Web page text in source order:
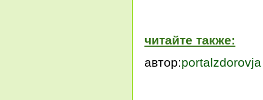
читайте также:
автор:portalzdorovja